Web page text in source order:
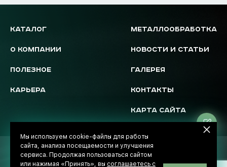
КАТАЛОГ
О КОМПАНИИ
ПОЛЕЗНОЕ
КАРЬЕРА
МЕТАЛЛООБРАБОТКА
НОВОСТИ И СТАТЬИ
ГАЛЕРЕЯ
КОНТАКТЫ
КАРТА САЙТА
© 2026 Novostal-Market
Политика обработки данных
Мы используем cookie-файлы для работы
сайта, анализа посещаемости и улучшения
сервиса. Продолжая пользоваться сайтом
или нажимая «Принять», вы соглашаетесь с